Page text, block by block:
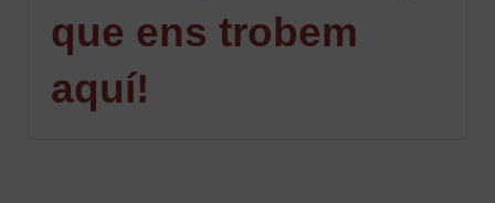
que ens trobem
aquí!